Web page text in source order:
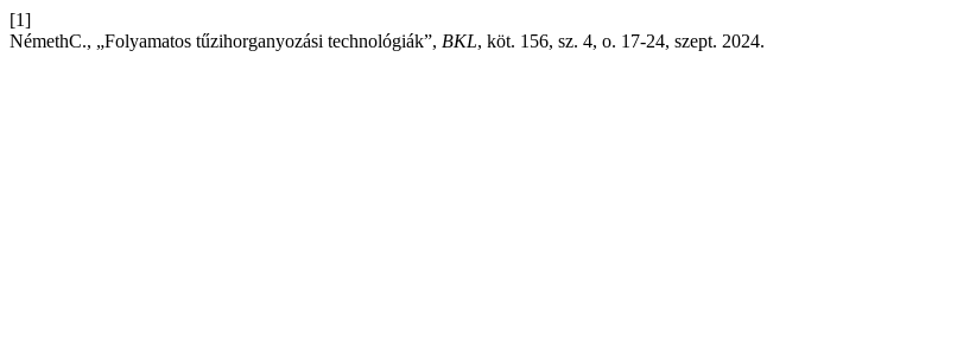
[1]
NémethC., „Folyamatos tűzihorganyozási technológiák”, BKL, köt. 156, sz. 4, o. 17-24, szept. 2024.